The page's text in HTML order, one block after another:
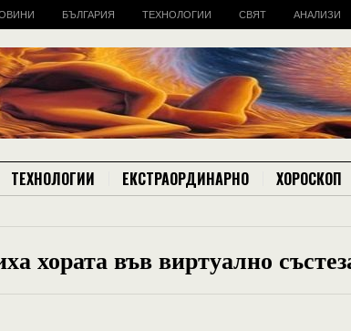
БЪЛГАРИЯ ТЕХНОЛОГИИ СВЯТ АНАЛИЗИ
ТЕХНОЛОГИИ ЕКСТРАОРДИНАРНО ХОРОСКОП
хората във виртуално